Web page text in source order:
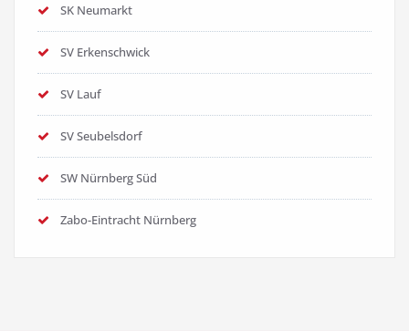
SK Neumarkt
SV Erkenschwick
SV Lauf
SV Seubelsdorf
SW Nürnberg Süd
Zabo-Eintracht Nürnberg